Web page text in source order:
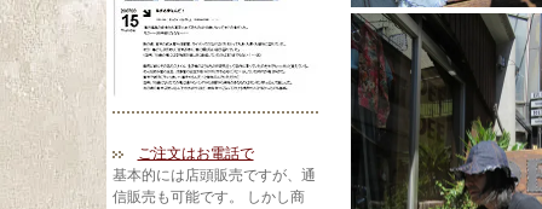
ご注文はお電話で
基本的には店頭販売ですが、通
信販売も可能です。 しかし商